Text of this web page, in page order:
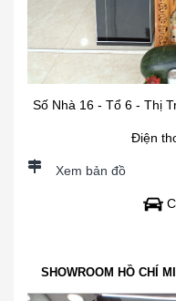
Số Nhà 16 - Tổ 6 - Thị
Điện
Xem bản đồ
SHOWROOM HỒ CHÍ